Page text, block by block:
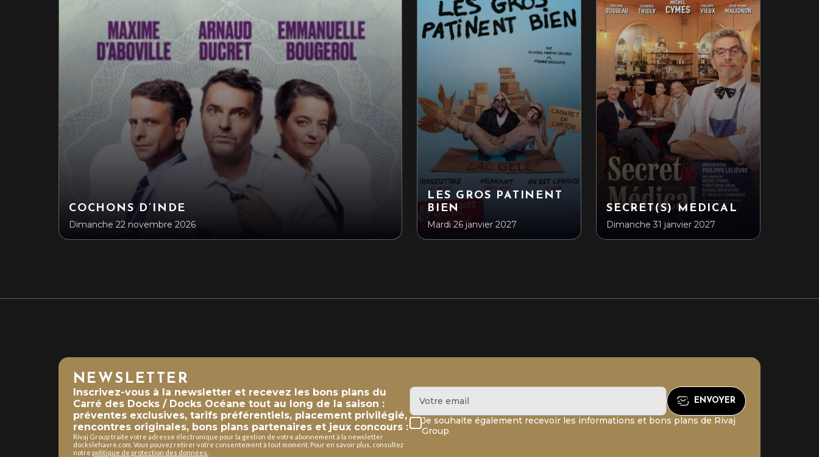
COCHONS D’INDE
Dimanche 22 novembre 2026
LES GROS PATINENT
BIEN
Mardi 26 janvier 2027
SECRET(S) MEDICAL
Dimanche 31 janvier 2027
NEWSLETTER
Inscrivez-vous à la newsletter et recevez les bons plans du
Carré des Docks / Docks Océane tout au long de la saison :
préventes exclusives, tarifs préférentiels, placement privilégié,
rencontres originales, bons plans partenaires et jeux concours :
Rivaj Group traite votre adresse électronique pour la gestion de votre abonnement à la newsletter
dockslehavre.com. Vous pouvez retirer votre consentement à tout moment. Pour en savoir plus, consultez
notre politique de protection des données.
Je souhaite également recevoir les informations et bons plans de Rivaj
Group